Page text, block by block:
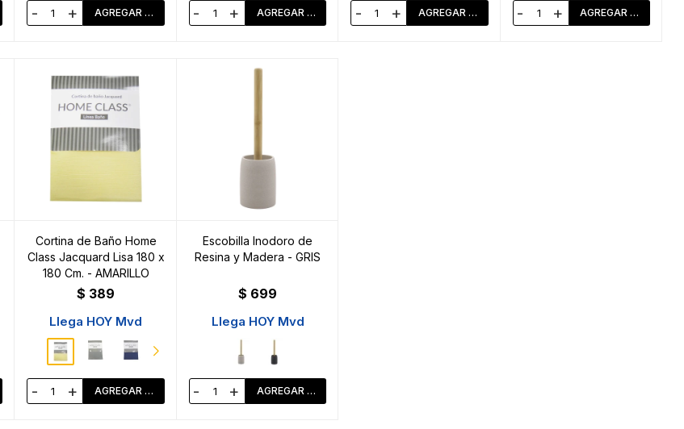
- + - + - + - +
Cortina de Baño Home
Class Jacquard Lisa 180 x
180 Cm. - AMARILLO
$ 389
Llega HOY Mvd
- +
Escobilla Inodoro de
Resina y Madera - GRIS
$ 699
Llega HOY Mvd
- +